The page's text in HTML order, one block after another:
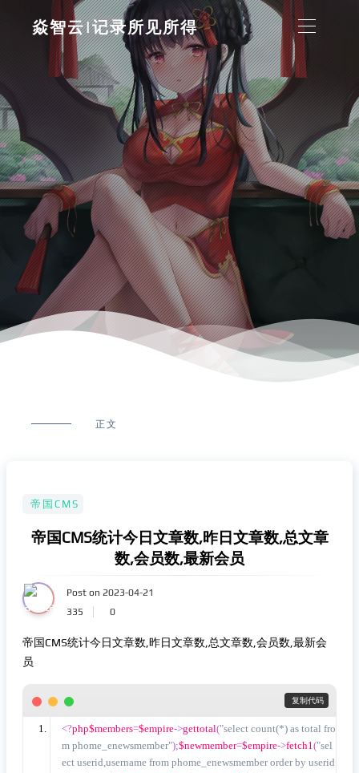
焱智云|记录所见所得
正文
帝国CMS
帝国CMS统计今日文章数,昨日文章数,总文章
数,会员数,最新会员
Post on 2023-04-21
335
0
帝国CMS统计今日文章数,昨日文章数,总文章数,会员数,最新会
员
复制代码
<?php$members=$empire->gettotal("select count(*) as total fro
m phome_enewsmember");$newmember=$empire->fetch1("sel
ect userid,username from phome_enewsmember order by userid